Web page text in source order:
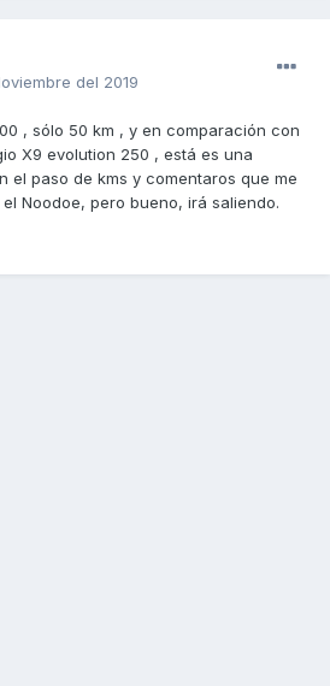
del 2019
, sólo 50 km , y en comparación con
X9 evolution 250 , está es una
el paso de kms y comentaros que me
Noodoe, pero bueno, irá saliendo.